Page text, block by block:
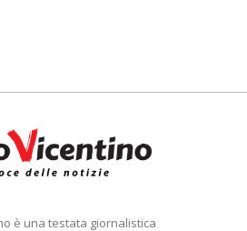
è una testata giornalistica